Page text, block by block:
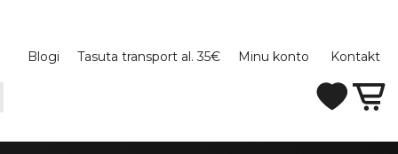
Blogi Tasuta transport al. 35€ Minu konto Kontakt